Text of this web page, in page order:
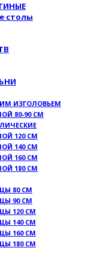
столы
ИЗГОЛОВЬЕМ
80-90 СМ
120 СМ
140 СМ
160 СМ
180 СМ
80 СМ
90 СМ
120 СМ
140 СМ
160 СМ
180 СМ